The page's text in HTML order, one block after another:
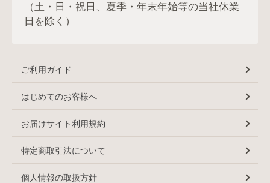
（土・日・祝日、夏季・年末年始等の当社休業
日を除く）
ご利用ガイド
はじめてのお客様へ
お届けサイト利用規約
特定商取引法について
個人情報の取扱方針